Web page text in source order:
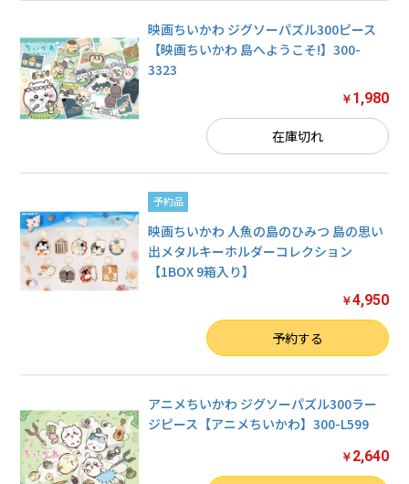
映画ちいかわ ジグソーパズル300ピース
【映画ちいかわ 島へようこそ!】300-
3323
￥ 1,980
在庫切れ
予約品
映画ちいかわ 人魚の島のひみつ 島の思い
出メタルキーホルダーコレクション
【1BOX 9箱入り】
￥4,950
予約する
アニメちいかわ ジグソーパズル300ラー
ジピース【アニメちいかわ】300-L599
￥ 2,640